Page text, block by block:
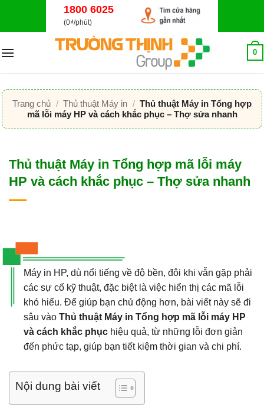
dung
1800 6025
(0₫/phút)
0
Trang chủ / Thủ thuật Máy in / Thủ thuật Máy in Tổng hợp
mã lỗi máy HP và cách khắc phục – Thợ sửa nhanh
Thủ thuật Máy in Tổng hợp mã lỗi máy
HP và cách khắc phục – Thợ sửa nhanh
Máy in HP, dù nổi tiếng về độ bền, đôi khi vẫn gặp phải
các sự cố kỹ thuật, đặc biệt là việc hiển thị các mã lỗi
khó hiểu. Để giúp bạn chủ động hơn, bài viết này sẽ đi
sâu vào Thủ thuật Máy in Tổng hợp mã lỗi máy HP
và cách khắc phục hiệu quả, từ những lỗi đơn giản
đến phức tạp, giúp bạn tiết kiệm thời gian và chi phí.
Nội dung bài viết